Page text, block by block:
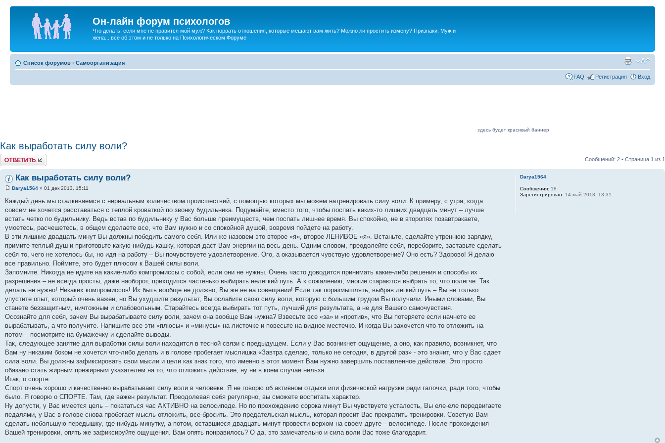
Он-лайн форум психологов
Что делать, если мне не нравится мой муж? Как порвать отношения, которые мешают вам жить? Можно ли простить измену? Признаки. Муж и
жена... всё об этом и не только на Психологическом Форуме
Список форумов ‹ Самоорганизация
FAQ Регистрация Вход
здесь будет красивый баннер
Как выработать силу воли?
Ответить Сообщений: 2 • Страница 1 из 1
Как выработать силу воли?
Darya1564 » 01 дек 2013, 15:11
Каждый день мы сталкиваемся с нереальным количеством происшествий, с помощью которых мы можем натренировать силу воли. К примеру, с утра, когда
совсем не хочется расставаться с теплой кроваткой по звонку будильника. Подумайте, вместо того, чтобы поспать каких-то лишних двадцать минут – лучше
встать четко по будильнику. Ведь встав по будильнику у Вас больше преимуществ, чем поспать лишнее время. Вы спокойно, не в второпях позавтракаете,
умоетесь, расчешетесь, в общем сделаете все, что Вам нужно и со спокойной душой, вовремя пойдете на работу.
В эти лишние двадцать минут Вы должны победить самого себя. Или же назовем это второе «я», второе ЛЕНИВОЕ «я». Встаньте, сделайте утреннюю зарядку,
примите теплый душ и приготовьте какую-нибудь кашку, которая даст Вам энергии на весь день. Одним словом, преодолейте себя, переборите, заставьте сделать
себя то, чего не хотелось бы, но идя на работу – Вы почувствуете удовлетворение. Ого, а оказывается чувствую удовлетворение? Оно есть? Здорово! Я делаю
все правильно. Поймите, это будет плюсом к Вашей силы воли.
Запомните. Никогда не идите на какие-либо компромиссы с собой, если они не нужны. Очень часто доводится принимать какие-либо решения и способы их
разрешения – не всегда просты, даже наоборот, приходится частенько выбирать нелегкий путь. А к сожалению, многие стараются выбрать то, что полегче. Так
делать не нужно! Никаких компромиссов! Их быть вообще не должно, Вы же не на совещании! Если так поразмышлять, выбрав легкий путь – Вы не только
упустите опыт, который очень важен, но Вы ухудшите результат, Вы ослабите свою силу воли, которую с большим трудом Вы получали. Иными словами, Вы
станете беззащитным, ничтожным и слабовольным. Старайтесь всегда выбирать тот путь, лучший для результата, а не для Вашего самочувствия.
Осознайте для себя, зачем Вы вырабатываете силу воли, зачем она вообще Вам нужна? Взвесьте все «за» и «против», что Вы потеряете если начнете ее
вырабатывать, а что получите. Напишите все эти «плюсы» и «минусы» на листочке и повесьте на видное местечко. И когда Вы захочется что-то отложить на
потом – посмотрите на бумажечку и сделайте выводы.
Так, следующее занятие для выработки силы воли находится в тесной связи с предыдущем. Если у Вас возникнет ощущение, а оно, как правило, возникнет, что
Вам ну никаким боком не хочется что-либо делать и в голове пробегает мыслишка «Завтра сделаю, только не сегодня, в другой раз» - это значит, что у Вас сдает
сила воли. Вы должны зафиксировать свои мысли и цели как знак того, что именно в этот момент Вам нужно завершить поставленное действие. Это просто
обязано стать жирным прежирным указателем на то, что отложить действие, ну ни в коем случае нельзя.
Итак, о спорте.
Спорт очень хорошо и качественно вырабатывает силу воли в человеке. Я не говорю об активном отдыхи или физической нагрузки ради галочки, ради того, чтобы
было. Я говорю о СПОРТЕ. Там, где важен результат. Преодолевая себя регулярно, вы сможете воспитать характер.
Ну допусти, у Вас имеется цель – покататься час АКТИВНО на велосипеде. Но по прохождению сорока минут Вы чувствуете усталость, Вы еле-еле передвигаете
педалями, у Вас в голове снова пробегает мысль отложить, все бросить. Это предательская мысль, которая просит Вас прекратить тренировки. Советую Вам
сделать небольшую передышку, где-нибудь минутку, а потом, оставшиеся двадцать минут провести верхом на своем друге – велосипеде. После прохождения
Вашей тренировки, опять же зафиксируйте ощущения. Вам опять понравилось? О да, это замечательно и сила воли Вас тоже благодарит.
Darya1564
Сообщения: 18
Зарегистрирован: 14 май 2013, 13:31